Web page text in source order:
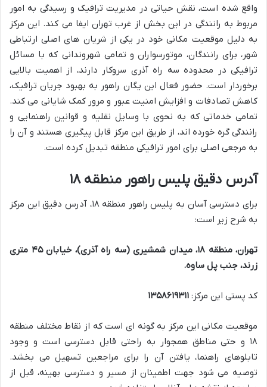
واقع شده است، نقش حیاتی در مدیریت ترافیک و رسیدگی به امور
مربوط به رانندگی در این بخش از غرب تهران ایفا می کند. این مرکز
به دلیل موقعیت مکانی خود در یکی از شریان های اصلی ارتباطی
شهر، برای رانندگان، موتورسواران و تمامی شهروندانی که با مسائل
ترافیکی در محدوده سه راه آذری سروکار دارند، از اهمیت بالایی
برخوردار است. حضور فعال این یگان راهور به بهبود جریان ترافیک،
کاهش تصادفات و افزایش امنیت عبور و مرور کمک شایانی می کند.
تمامی خدماتی که به نحوی با وسایل نقلیه و قوانین راهنمایی و
رانندگی گره خورده اند، از طریق این مرکز قابل پیگیری هستند و آن را
به مرجعی اصلی برای امور ترافیکی منطقه تبدیل کرده است.
آدرس دقیق پلیس راهور منطقه ۱۸
برای دسترسی آسان به پلیس راهور منطقه ۱۸، آدرس دقیق این مرکز
به شرح زیر است:
تهران، منطقه ۱۸، میدان شمشیری (سه راه آذری)، خیابان ۴۵ متری
زرند، جنب پل ساوه.
کد پستی این مرکز: ۱۳۵۸۶۱۹۳۱۱
موقعیت مکانی این مرکز به گونه ای است که از نقاط مختلف منطقه
۱۸ و حتی مناطق همجوار به راحتی قابل دسترسی است و وجود
تابلوهای راهنما، یافتن آن را برای مراجعین تسهیل می بخشد.
توصیه می شود جهت اطمینان از مسیر و دسترسی بهینه، قبل از